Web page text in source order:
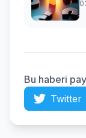
Bu haberi
Twitter